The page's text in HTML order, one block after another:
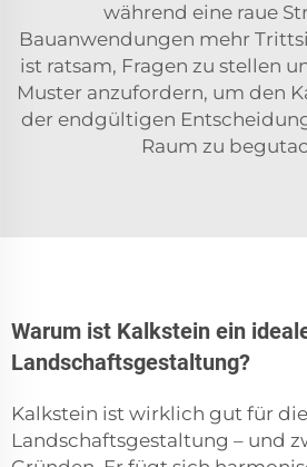
während eine raue
Bauanwendungen mehr
ist ratsam, Fragen zu stellen
Muster anzufordern, um den
der endgültigen
Raum zu
Warum ist Kalkstein ein
Landschaftsgestaltung?
Kalkstein ist wirklich gut für die
Landschaftsgestaltung – und